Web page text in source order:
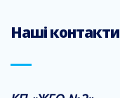
Наші контакти